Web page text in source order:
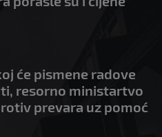
će pismene radove
resorno ministartvo
prevara uz pomoć